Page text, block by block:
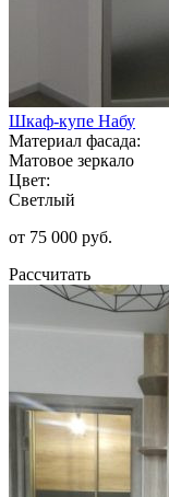
Шкаф-купе Набу
Материал фасада:
Матовое зеркало
Цвет:
Светлый
от 75 000 руб.
Рассчитать